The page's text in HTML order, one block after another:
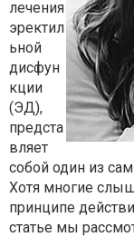
лечения
эректил
ьной
дисфун
кции
(ЭД),
предста
вляет
собой один из
Хотя многие
принципе
статье мы